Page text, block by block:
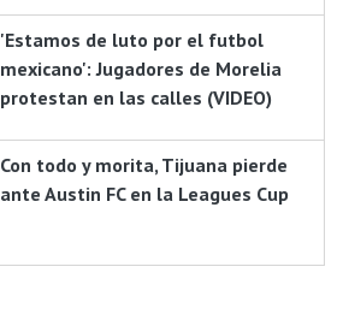
'Estamos de luto por el futbol
mexicano': Jugadores de Morelia
protestan en las calles (VIDEO)
Con todo y morita, Tijuana pierde
ante Austin FC en la Leagues Cup